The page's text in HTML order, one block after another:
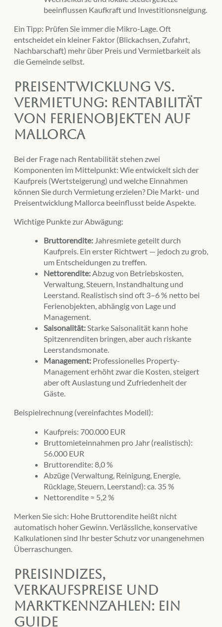
beeinflussen Kaufkraft und Investitionsneigung.
Ein Tipp: Prüfen Sie immer die Mikro-Lage. Oft
entscheidet ein kleiner Faktor (Blickachsen, Zufahrt,
Nachbarschaft) mehr über Preis und Vermietbarkeit als
die Gemeinde selbst.
Preisentwicklung vs.
Vermietung: Rentabilität
von Ferienobjekten auf
Mallorca
Bei der Frage nach Rentabilität stehen zwei
Komponenten im Mittelpunkt: Wie entwickelt sich der
Kaufpreis (Wertsteigerung) und welche Einnahmen
können Sie durch Vermietung erzielen? Die Markt- und
Preisentwicklung Mallorca beeinflusst beide Aspekte.
Wichtige Punkte zur Abwägung:
Bruttorendite: Jahresmiete geteilt durch
Kaufpreis. Ein erster Richtwert — jedoch zu grob,
um Entscheidungen zu treffen.
Nettorendite:Abzug von Betriebskosten,
Verwaltung, Steuern, Instandhaltung und
Leerstand. Realistisch sind oft 3–6 % netto bei
Ferienobjekten, abhängig von Lage und
Management.
Saisonalität:Starke Saisonalität kann hohe
Spitzenrenditen bringen, aber auch riskante
Leerstandsmonate.
Management: Professionelles Property-
Management erhöht zwar die Kosten, steigert
aber oft Auslastung und Zufriedenheit der
Gäste.
Beispielrechnung (vereinfachtes Modell):
Kaufpreis: 700.000 EUR
Bruttomieteinnahmen pro Jahr (realistisch):
56.000 EUR
Bruttorendite: 8,0 %
Abzüge (Verwaltung, Reinigung, Energie,
Rücklage, Steuern, Leerstand): ca. 35 %
Nettorendite ≈ 5,2 %
Merken Sie sich: Hohe Bruttorendite heißt nicht
automatisch hoher Gewinn. Verlässliche, konservative
Kalkulationen sind Ihr bester Schutz vor unangenehmen
Überraschungen.
Preisindizes,
Verkaufspreise und
Marktkennzahlen: Ein
Guide